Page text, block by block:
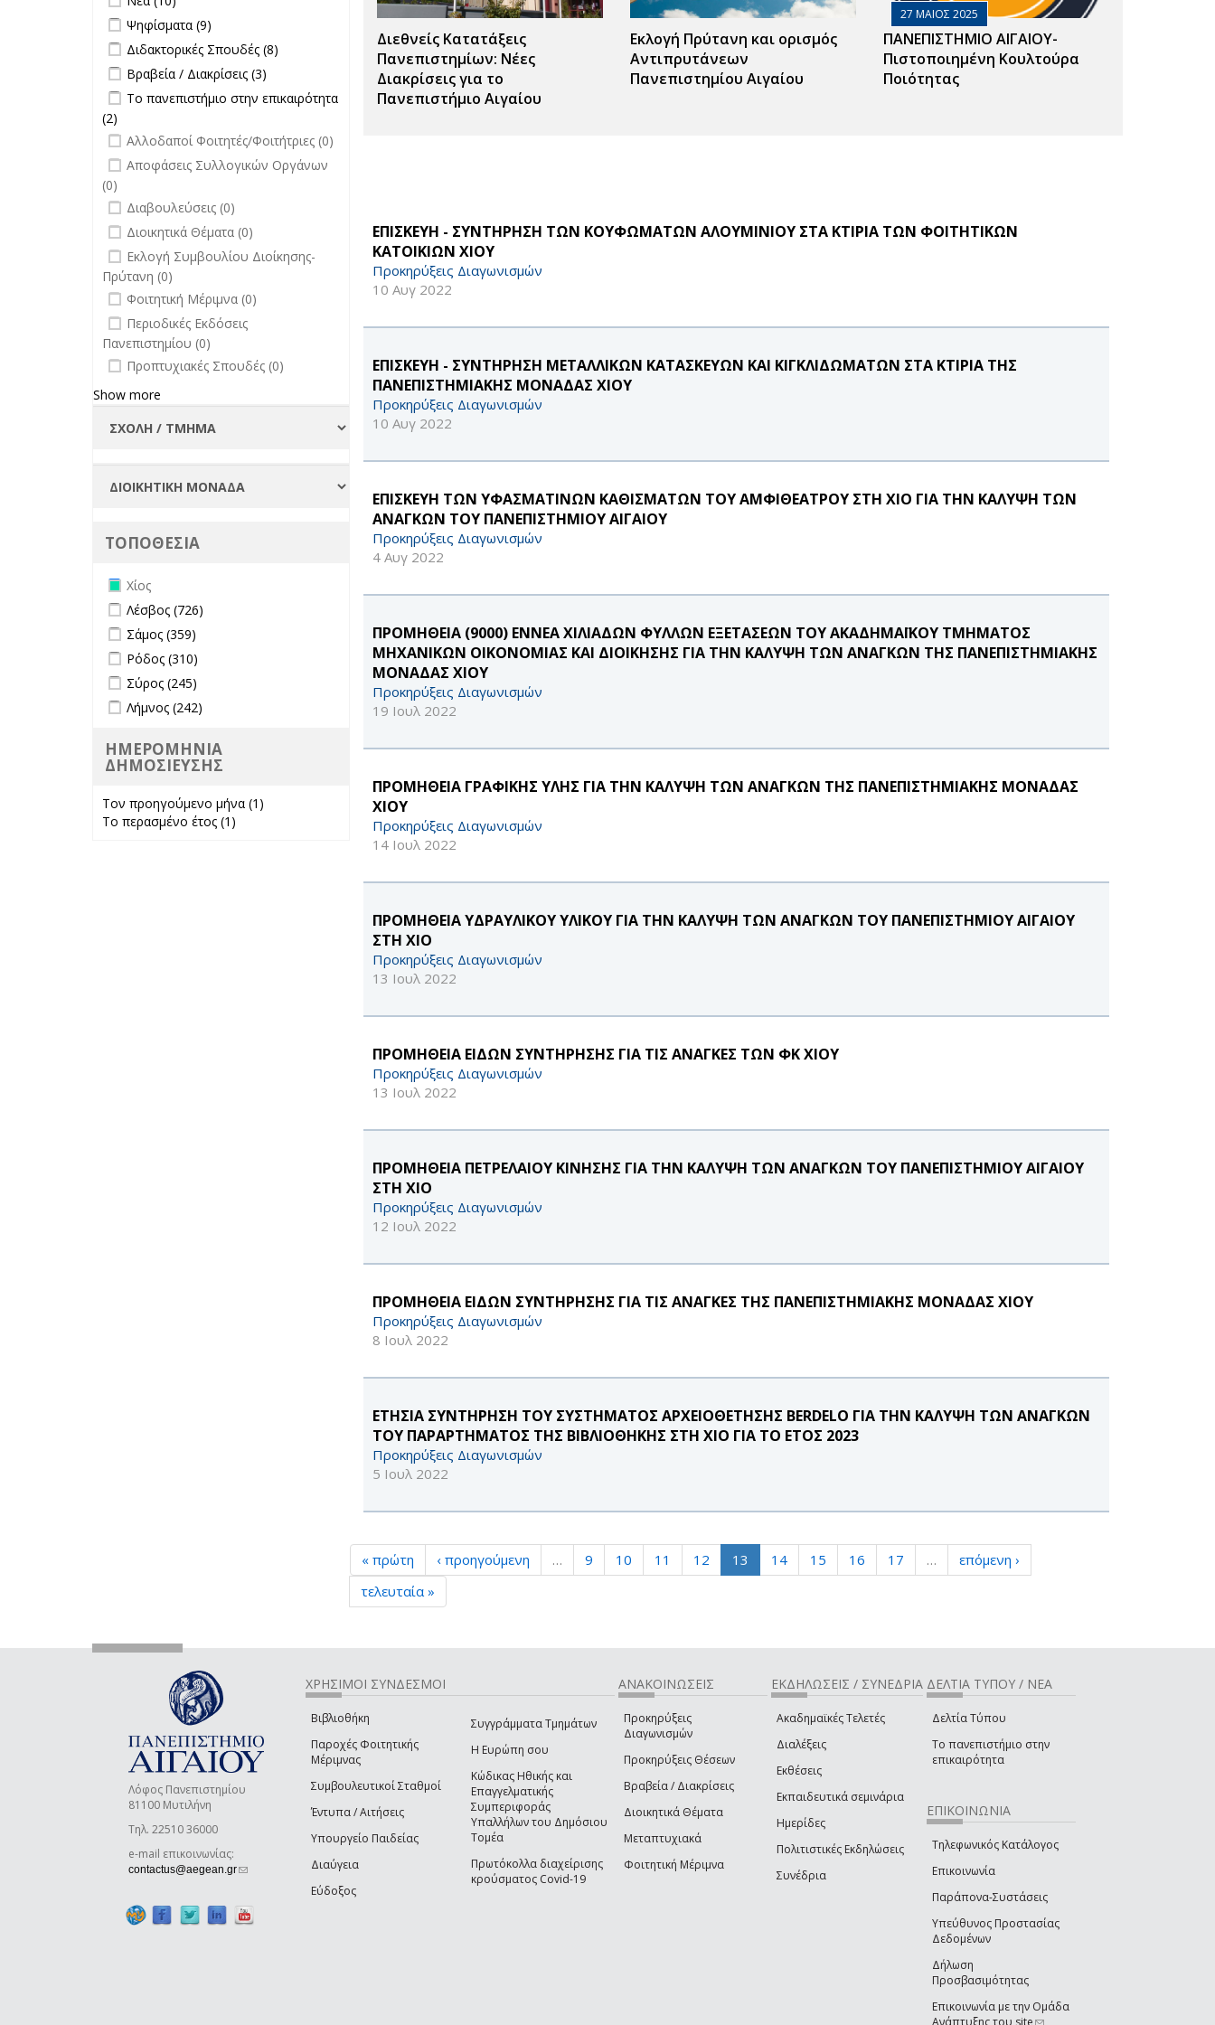
Διεθνείς Κατατάξεις
Πανεπιστημίων: Νέες
Διακρίσεις για το
Πανεπιστήμιο Αιγαίου
Εκλογή Πρύτανη και ορισμός
Αντιπρυτάνεων
Πανεπιστημίου Αιγαίου
27 ΜΑΙΟΣ 2025
ΠΑΝΕΠΙΣΤΗΜΙΟ ΑΙΓΑΙΟΥ-
Πιστοποιημένη Κουλτούρα
Ποιότητας
ΕΠΙΣΚΕΥΗ - ΣΥΝΤΗΡΗΣΗ ΤΩΝ ΚΟΥΦΩΜΑΤΩΝ ΑΛΟΥΜΙΝΙΟΥ ΣΤΑ ΚΤΙΡΙΑ ΤΩΝ ΦΟΙΤΗΤΙΚΩΝ
ΚΑΤΟΙΚΙΩΝ ΧΙΟΥ
Προκηρύξεις Διαγωνισμών
10 Αυγ 2022
ΕΠΙΣΚΕΥΗ - ΣΥΝΤΗΡΗΣΗ ΜΕΤΑΛΛΙΚΩΝ ΚΑΤΑΣΚΕΥΩΝ ΚΑΙ ΚΙΓΚΛΙΔΩΜΑΤΩΝ ΣΤΑ ΚΤΙΡΙΑ ΤΗΣ
ΠΑΝΕΠΙΣΤΗΜΙΑΚΗΣ ΜΟΝΑΔΑΣ ΧΙΟΥ
Προκηρύξεις Διαγωνισμών
10 Αυγ 2022
ΕΠΙΣΚΕΥΗ ΤΩΝ ΥΦΑΣΜΑΤΙΝΩΝ ΚΑΘΙΣΜΑΤΩΝ ΤΟΥ ΑΜΦΙΘΕΑΤΡΟΥ ΣΤΗ ΧΙΟ ΓΙΑ ΤΗΝ ΚΑΛΥΨΗ ΤΩΝ
ΑΝΑΓΚΩΝ ΤΟΥ ΠΑΝΕΠΙΣΤΗΜΙΟΥ ΑΙΓΑΙΟΥ
Προκηρύξεις Διαγωνισμών
4 Αυγ 2022
ΠΡΟΜΗΘΕΙΑ (9000) ΕΝΝΕΑ ΧΙΛΙΑΔΩΝ ΦΥΛΛΩΝ ΕΞΕΤΑΣΕΩΝ ΤΟΥ ΑΚΑΔΗΜΑΪΚΟΥ ΤΜΗΜΑΤΟΣ
ΜΗΧΑΝΙΚΩΝ ΟΙΚΟΝΟΜΙΑΣ ΚΑΙ ΔΙΟΙΚΗΣΗΣ ΓΙΑ ΤΗΝ ΚΑΛΥΨΗ ΤΩΝ ΑΝΑΓΚΩΝ ΤΗΣ ΠΑΝΕΠΙΣΤΗΜΙΑΚΗΣ
ΜΟΝΑΔΑΣ ΧΙΟΥ
Προκηρύξεις Διαγωνισμών
19 Ιουλ 2022
ΠΡΟΜΗΘΕΙΑ ΓΡΑΦΙΚΗΣ ΥΛΗΣ ΓΙΑ ΤΗΝ ΚΑΛΥΨΗ ΤΩΝ ΑΝΑΓΚΩΝ ΤΗΣ ΠΑΝΕΠΙΣΤΗΜΙΑΚΗΣ ΜΟΝΑΔΑΣ
ΧΙΟΥ
Προκηρύξεις Διαγωνισμών
14 Ιουλ 2022
ΠΡΟΜΗΘΕΙΑ ΥΔΡΑΥΛΙΚΟΥ ΥΛΙΚΟΥ ΓΙΑ ΤΗΝ ΚΑΛΥΨΗ ΤΩΝ ΑΝΑΓΚΩΝ ΤΟΥ ΠΑΝΕΠΙΣΤΗΜΙΟΥ ΑΙΓΑΙΟΥ
ΣΤΗ ΧΙΟ
Προκηρύξεις Διαγωνισμών
13 Ιουλ 2022
ΠΡΟΜΗΘΕΙΑ ΕΙΔΩΝ ΣΥΝΤΗΡΗΣΗΣ ΓΙΑ ΤΙΣ ΑΝΑΓΚΕΣ ΤΩΝ ΦΚ ΧΙΟΥ
Προκηρύξεις Διαγωνισμών
13 Ιουλ 2022
ΠΡΟΜΗΘΕΙΑ ΠΕΤΡΕΛΑΙΟΥ ΚΙΝΗΣΗΣ ΓΙΑ ΤΗΝ ΚΑΛΥΨΗ ΤΩΝ ΑΝΑΓΚΩΝ ΤΟΥ ΠΑΝΕΠΙΣΤΗΜΙΟΥ ΑΙΓΑΙΟΥ
ΣΤΗ ΧΙΟ
Προκηρύξεις Διαγωνισμών
12 Ιουλ 2022
ΠΡΟΜΗΘΕΙΑ ΕΙΔΩΝ ΣΥΝΤΗΡΗΣΗΣ ΓΙΑ ΤΙΣ ΑΝΑΓΚΕΣ ΤΗΣ ΠΑΝΕΠΙΣΤΗΜΙΑΚΗΣ ΜΟΝΑΔΑΣ ΧΙΟΥ
Προκηρύξεις Διαγωνισμών
8 Ιουλ 2022
ΕΤΗΣΙΑ ΣΥΝΤΗΡΗΣΗ ΤΟΥ ΣΥΣΤΗΜΑΤΟΣ ΑΡΧΕΙΟΘΕΤΗΣΗΣ BERDELO ΓΙΑ ΤΗΝ ΚΑΛΥΨΗ ΤΩΝ ΑΝΑΓΚΩΝ
ΤΟΥ ΠΑΡΑΡΤΗΜΑΤΟΣ ΤΗΣ ΒΙΒΛΙΟΘΗΚΗΣ ΣΤΗ ΧΙΟ ΓΙΑ ΤΟ ΕΤΟΣ 2023
Προκηρύξεις Διαγωνισμών
5 Ιουλ 2022
« πρώτη ‹ προηγούμενη … 9 10 11 12 13 14 15 16 17 …
επόμενη ›
τελευταία »
Apply Ψηφίσματα filter
Ψηφίσματα (9)
Apply Διδακτορικές Σπουδές filter
Διδακτορικές Σπουδές (8)
filter
Apply Βραβεία / Διακρίσεις filter
Βραβεία / Διακρίσεις (3)
Διακρίσεις
Apply Το πανεπιστήμιο στην
επικαιρότητα filter
Το πανεπιστήμιο στην επικαιρότητα
(2)
επικαιρότητα filter
undefined
Αλλοδαποί Φοιτητές/Φοιτήτριες (0)
undefined
Αποφάσεις Συλλογικών Οργάνων
(0)
undefined
Διαβουλεύσεις (0)
undefined
Διοικητικά Θέματα (0)
undefined
Εκλογή Συμβουλίου Διοίκησης-
Πρύτανη (0)
undefined
Φοιτητική Μέριμνα (0)
undefined
Περιοδικές Εκδόσεις
Πανεπιστημίου (0)
undefined
Προπτυχιακές Σπουδές (0)
Show more
ΤΟΠΟΘΕΣΙΑ
Remove Χίος filter
Χίος
Apply Λέσβος filter
Λέσβος (726)
Apply Σάμος filter
Σάμος (359)
Apply Ρόδος filter
Ρόδος (310)
Apply Σύρος filter
Σύρος (245)
Apply Λήμνος filter
Λήμνος (242)
ΗΜΕΡΟΜΗΝΙΑ
ΔΗΜΟΣΙΕΥΣΗΣ
Τον προηγούμενο μήνα (1)
Το περασμένο έτος (1)
Λόφος Πανεπιστημίου
81100 Μυτιλήνη
Τηλ. 22510 36000
e-mail επικοινωνίας:
contactus@aegean.gr(link sends e-mail)
ΧΡΗΣΙΜΟΙ ΣΥΝΔΕΣΜΟΙ
Βιβλιοθήκη
Παροχές Φοιτητικής
Μέριμνας
Συμβουλευτικοί Σταθμοί
Έντυπα / Αιτήσεις
Υπουργείο Παιδείας
Διαύγεια
Εύδοξος
Συγγράμματα Τμημάτων
Η Ευρώπη σου
Κώδικας Ηθικής και
Επαγγελματικής
Συμπεριφοράς
Υπαλλήλων του Δημόσιου
Τομέα
Πρωτόκολλα διαχείρισης
κρούσματος Covid-19
ΑΝΑΚΟΙΝΩΣΕΙΣ
Προκηρύξεις
Διαγωνισμών
Προκηρύξεις Θέσεων
Βραβεία / Διακρίσεις
Διοικητικά Θέματα
Μεταπτυχιακά
Φοιτητική Μέριμνα
ΕΚΔΗΛΩΣΕΙΣ / ΣΥΝΕΔΡΙΑ
Ακαδημαϊκές Τελετές
Διαλέξεις
Εκθέσεις
Εκπαιδευτικά σεμινάρια
Ημερίδες
Πολιτιστικές Εκδηλώσεις
Συνέδρια
ΔΕΛΤΙΑ ΤΥΠΟΥ / ΝΕΑ
Δελτία Τύπου
Το πανεπιστήμιο στην
επικαιρότητα
ΕΠΙΚΟΙΝΩΝΙΑ
Τηλεφωνικός Κατάλογος
Επικοινωνία
Παράπονα-Συστάσεις
Υπεύθυνος Προστασίας
Δεδομένων
Δήλωση
Προσβασιμότητας
Επικοινωνία με την Ομάδα
Ανάπτυξης του site(link sends e-mail)